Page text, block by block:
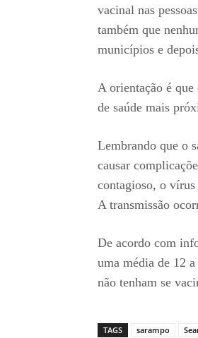
vacinal nas
também que
municípios e
A orientação é que
de saúde mais
Lembrando que o
causar
contagioso, o vírus
A transmissão
De acordo com
uma média de 12
não tenham se
TAGS sarampo